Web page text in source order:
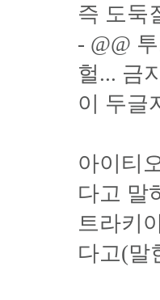
즉 도둑
- @@
헐... 금
이 두글
아이티
다고 말
트라키
다고(말